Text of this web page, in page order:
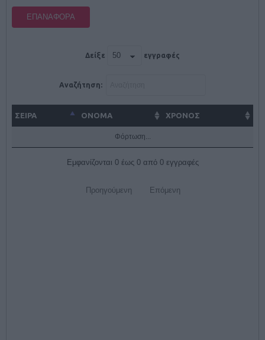
ΕΠΑΝΑΦΟΡΆ
Δείξε εγγραφές
Αναζήτηση:
ΣΕΙΡΑ ΌΝΟΜΑ ΧΡΟΝΟΣ
Φόρτωση...
Εμφανίζονται 0 έως 0 από 0 εγγραφές
Προηγούμενη Επόμενη